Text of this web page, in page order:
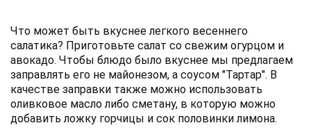
Что может быть вкуснее легкого весеннего
салатика? Приготовьте салат со свежим огурцом и
авокадо. Чтобы блюдо было вкуснее мы предлагаем
заправлять его не майонезом, а соусом "Тартар". В
качестве заправки также можно использовать
оливковое масло либо сметану, в которую можно
добавить ложку горчицы и сок половинки лимона.